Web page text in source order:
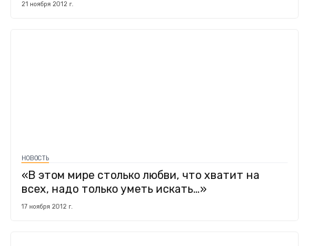
21 ноября 2012 г.
НОВОСТЬ
«В этом мире столько любви, что хватит на
всех, надо только уметь искать…»
17 ноября 2012 г.